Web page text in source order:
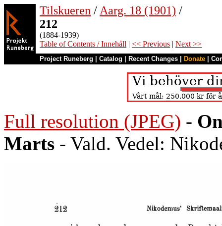
Tilskueren / Aarg. 18 (1901) /
212
(1884-1939)
Table of Contents / Innehåll | << Previous | Next >>
Project Runeberg Catalog Recent Changes Donate
Full resolution (JPEG) -
Marts - Vald. Vedel: